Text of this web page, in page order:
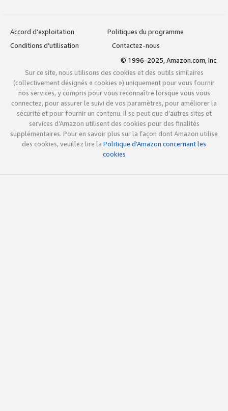
Accord d’exploitation
Politiques du programme
Conditions d’utilisation
Contactez-nous
© 1996-2025, Amazon.com, Inc.
Sur ce site, nous utilisons des cookies et des outils similaires
(collectivement désignés « cookies ») uniquement pour vous fournir
nos services, y compris pour vous reconnaître lorsque vous vous
connectez, pour assurer le suivi de vos paramètres, pour améliorer la
sécurité et pour fournir un contenu. Il se peut que d’autres sites et
services d’Amazon utilisent des cookies pour des finalités
supplémentaires. Pour en savoir plus sur la façon dont Amazon utilise
des cookies, veuillez lire la Politique d’Amazon concernant les
cookies